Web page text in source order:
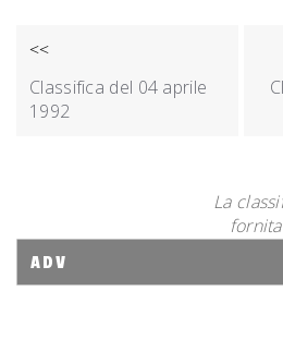
NAVIGAZIONE
ARTICOLI
<<
Classifica del 04 aprile
1992
La
ADV